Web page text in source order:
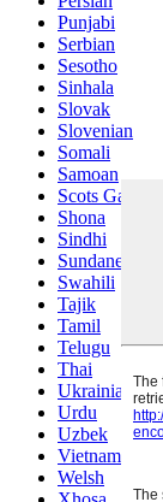
Punjabi
Serbian
Sesotho
Sinhala
Slovak
Slovenian
Somali
Samoan
Scots Gaelic
Shona
Sindhi
Sundanese
Swahili
Tajik
Tamil
Telugu
Thai
Ukrainian
Urdu
Uzbek
Vietnamese
Welsh